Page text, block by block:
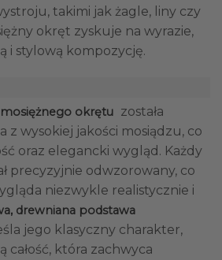
takimi jak żagle, liny czy
okręt zyskuje na wyrazie,
i stylową kompozycję.
okrętu została
z wysokiej jakości mosiądzu, co
oraz elegancki wygląd. Każdy
precyzyjnie odwzorowany, co
niezwykle realistycznie i
drewniana podstawa
jego klasyczny charakter,
która zachwyca